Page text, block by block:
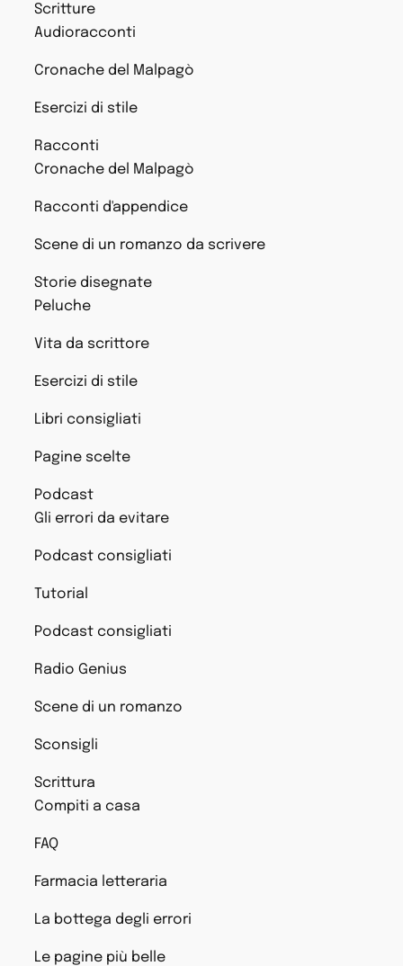
Scritture
Audioracconti
Cronache del Malpagò
Esercizi di stile
Racconti
Cronache del Malpagò
Racconti d'appendice
Scene di un romanzo da scrivere
Storie disegnate
Peluche
Vita da scrittore
Esercizi di stile
Libri consigliati
Pagine scelte
Podcast
Gli errori da evitare
Podcast consigliati
Tutorial
Podcast consigliati
Radio Genius
Scene di un romanzo
Sconsigli
Scrittura
Compiti a casa
FAQ
Farmacia letteraria
La bottega degli errori
Le pagine più belle